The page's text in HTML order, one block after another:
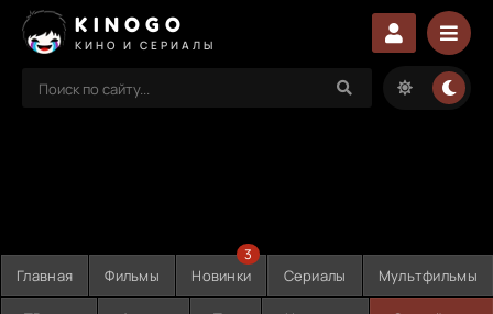
KINOGO
КИНО И СЕРИАЛЫ
Главная Фильмы Новинки
3
Сериалы Мультфильмы